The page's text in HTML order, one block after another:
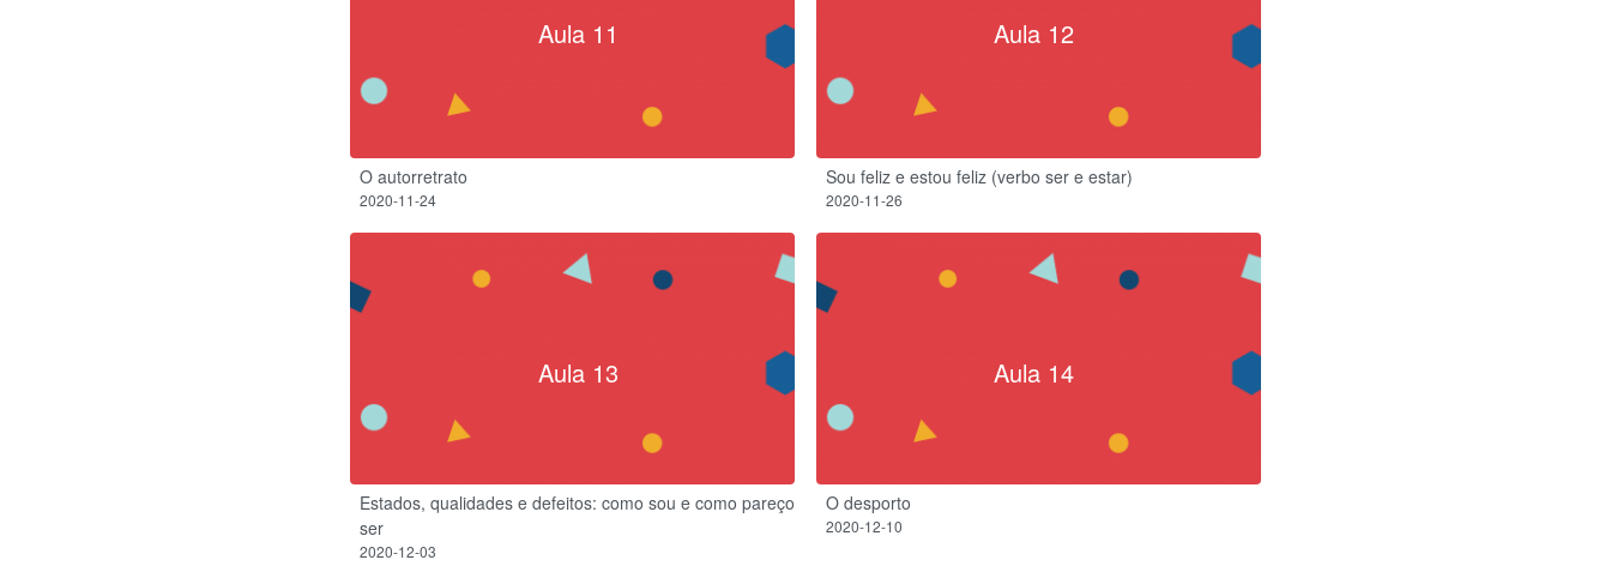
Aula 11
O autorretrato
2020-11-24
Aula 12
Sou feliz e estou feliz (verbo ser e estar)
2020-11-26
Aula 13
Estados, qualidades e defeitos: como sou e como pareço
ser
2020-12-03
Aula 14
O desporto
2020-12-10